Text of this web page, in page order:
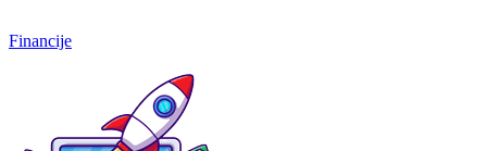
Financije